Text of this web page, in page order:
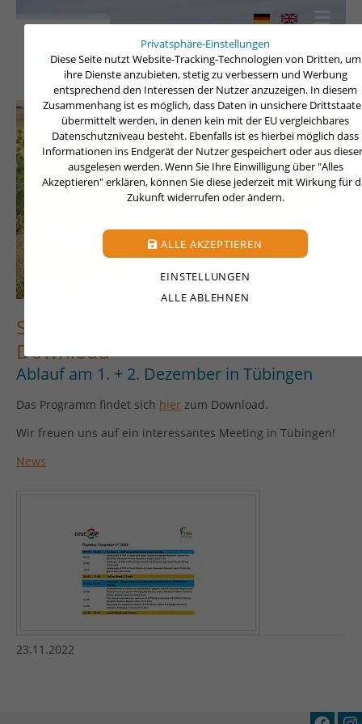
Privatsphäre-Einstellungen
Diese Seite nutzt Website-Tracking-Technologien von Dritten, um
ihre Dienste anzubieten, stetig zu verbessern und Werbung
entsprechend den Interessen der Nutzer anzuzeigen. In diesem
Zusammenhang ist es möglich, dass Daten in unsichere
übermittelt werden, in denen kein mit der EU vergleichbares
Datenschutzniveau besteht. Ebenfalls ist es hierbei möglich dass
Informationen ins Endgerät der Nutzer gespeichert oder aus
ausgelesen werden. Wenn Sie Ihre Einwilligung über "Alles
Akzeptieren" erklären, können Sie diese jederzeit mit Wirkung für
Zukunft widerrufen oder ändern.
ALLE AKZEPTIEREN
EINSTELLUNGEN
ALLE ABLEHNEN
23.11.2022
Symposium: Programm zum
Download
Ablauf am 1. + 2. Dezember in Tübingen
Das Programm findet sich hier zum Download.
Wir freuen uns auf ein interessantes Meeting in Tübingen!
News